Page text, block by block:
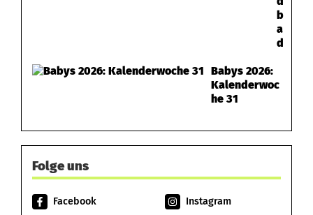
b
a
d
Babys 2026:
Kalenderwoc
he 31
Folge uns
Facebook
Instagram